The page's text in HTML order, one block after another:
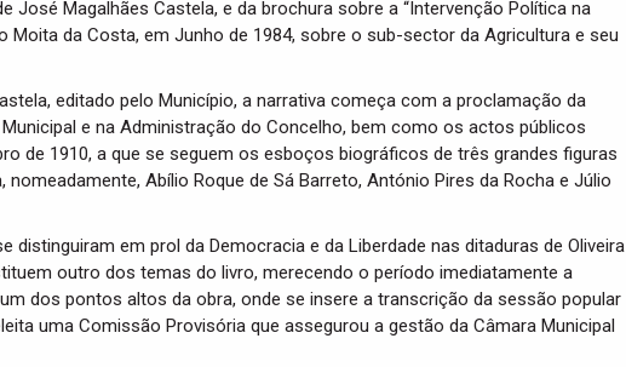
José Magalhães Castela, e da brochura sobre a “Intervenção Política na
Moita da Costa, em Junho de 1984, sobre o sub-sector da Agricultura e seu
editado pelo Município, a narrativa começa com a proclamação da
e na Administração do Concelho, bem como os actos públicos
de 1910, a que se seguem os esboços biográficos de três grandes figuras
nomeadamente, Abílio Roque de Sá Barreto, António Pires da Rocha e Júlio
distinguiram em prol da Democracia e da Liberdade nas ditaduras de Oliveira
outro dos temas do livro, merecendo o período imediatamente a
dos pontos altos da obra, onde se insere a transcrição da sessão popular
uma Comissão Provisória que assegurou a gestão da Câmara Municipal